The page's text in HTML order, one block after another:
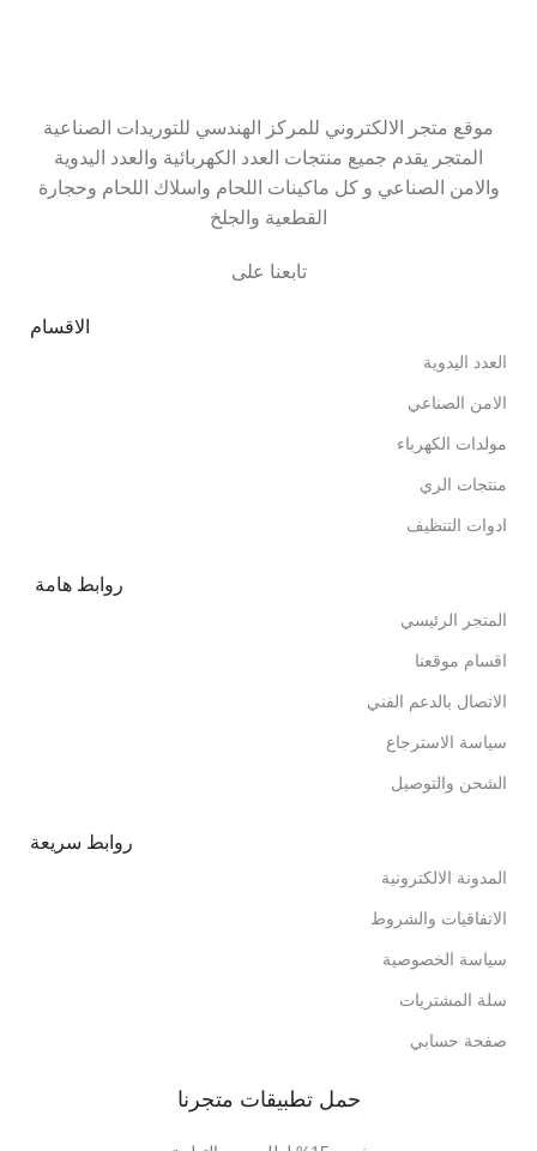
موقع متجر الالكتروني للمركز الهندسي للتوريدات الصناعية
المتجر يقدم جميع منتجات العدد الكهربائية والعدد اليدوية
والامن الصناعي و كل ماكينات اللحام واسلاك اللحام وحجارة
القطعية والجلخ
تابعنا على
الاقسام
العدد اليدوية
الامن الصناعي
مولدات الكهرباء
منتجات الري
ادوات التنظيف
روابط هامة
المتجر الرئيسي
اقسام موقعنا
الاتصال بالدعم الفني
سياسة الاسترجاع
الشحن والتوصيل
روابط سريعة
المدونة الالكترونية
الاتفاقيات والشروط
سياسة الخصوصية
سلة المشتريات
صفحة حسابي
حمل تطبيقات متجرنا